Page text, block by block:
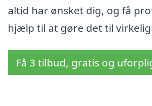
altid har ønsket dig, og få
hjælp til at gøre det til
Få 3 tilbud, gratis og